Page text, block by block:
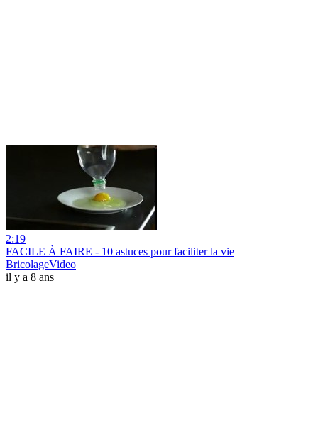
2:19
FACILE À FAIRE - 10 astuces pour faciliter la vie
BricolageVideo
il y a 8 ans